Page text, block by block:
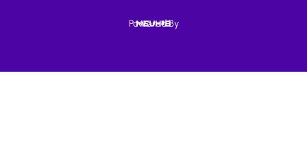
Powered By